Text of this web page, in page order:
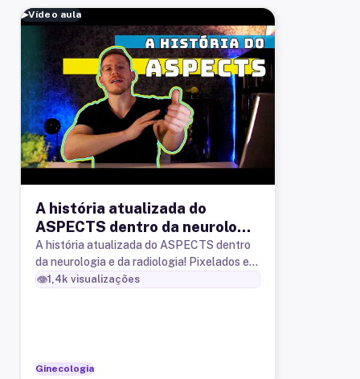
▶Vídeo aula
A história atualizada do
ASPECTS dentro da neurologia
e da radiologia
A história atualizada do ASPECTS dentro
da neurologia e da radiologia! Pixelados e
pixeladas! O ASPECTS é uma escala semi-
👁️1,4k visualizações
Ginecologia